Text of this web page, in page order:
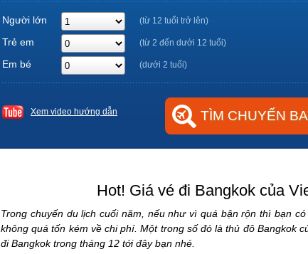
Người lớn (từ 12 tuổi trở lên)
Trẻ em (từ 2 đến dưới 12 tuổi)
Em bé (dưới 2 tuổi)
Xem video hướng dẫn
Hot! Giá vé đi Bangkok của
Trong chuyến du lịch cuối năm, nếu như vì quá bận rộn thì bạn
không quá tốn kém về chi phí. Một trong số đó là thủ đô Bangkok
đi Bangkok trong tháng 12 tới đây bạn nhé.